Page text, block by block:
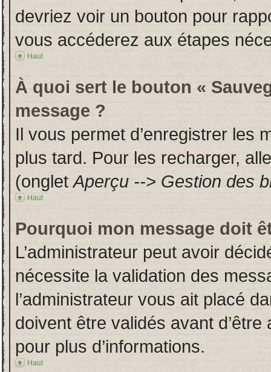
devriez voir un bouton pour
vous accéderez aux étapes
Haut
À quoi sert le bouton «
message ?
Il vous permet d’enregistrer les
plus tard. Pour les recharger,
(ongletAperçu --> Gestion des
Haut
Pourquoi mon message doit
L’administrateur peut avoir
nécessite la validation des
l’administrateur vous ait placé
doivent être validés avant
pour plus d’informations.
Haut